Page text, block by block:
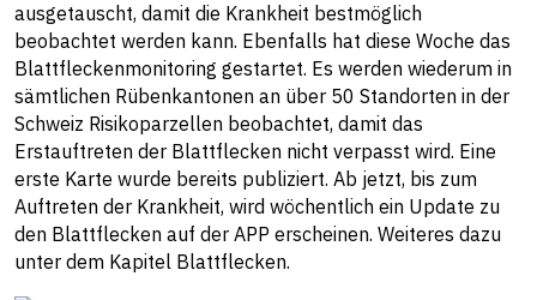
ausgetauscht, damit die Krankheit bestmöglich
beobachtet werden kann. Ebenfalls hat diese Woche das
Blattfleckenmonitoring gestartet. Es werden wiederum in
sämtlichen Rübenkantonen an über 50 Standorten in der
Schweiz Risikoparzellen beobachtet, damit das
Erstauftreten der Blattflecken nicht verpasst wird. Eine
erste Karte wurde bereits publiziert. Ab jetzt, bis zum
Auftreten der Krankheit, wird wöchentlich ein Update zu
den Blattflecken auf der APP erscheinen. Weiteres dazu
unter dem Kapitel Blattflecken.